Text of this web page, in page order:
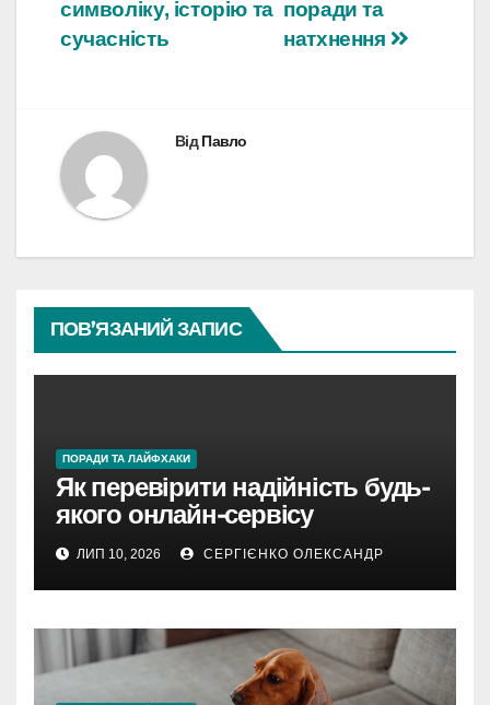
поради та
натхнення
символіку, історію та
сучасність
ВідПавло
ПОВ’ЯЗАНИЙ ЗАПИС
ПОРАДИ ТА ЛАЙФХАКИ
Як перевірити надійність будь-
якого онлайн-сервісу
ЛИП 10, 2026 СЕРГІЄНКО ОЛЕКСАНДР